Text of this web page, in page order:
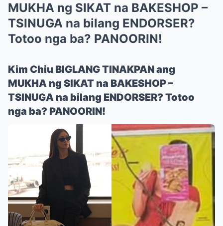
MUKHA ng SIKAT na BAKESHOP –
TSINUGA na bilang ENDORSER?
Totoo nga ba? PANOORIN!
Kim Chiu BIGLANG TINAKPAN ang
MUKHA ng SIKAT na BAKESHOP –
TSINUGA na bilang ENDORSER? Totoo
nga ba? PANOORIN!